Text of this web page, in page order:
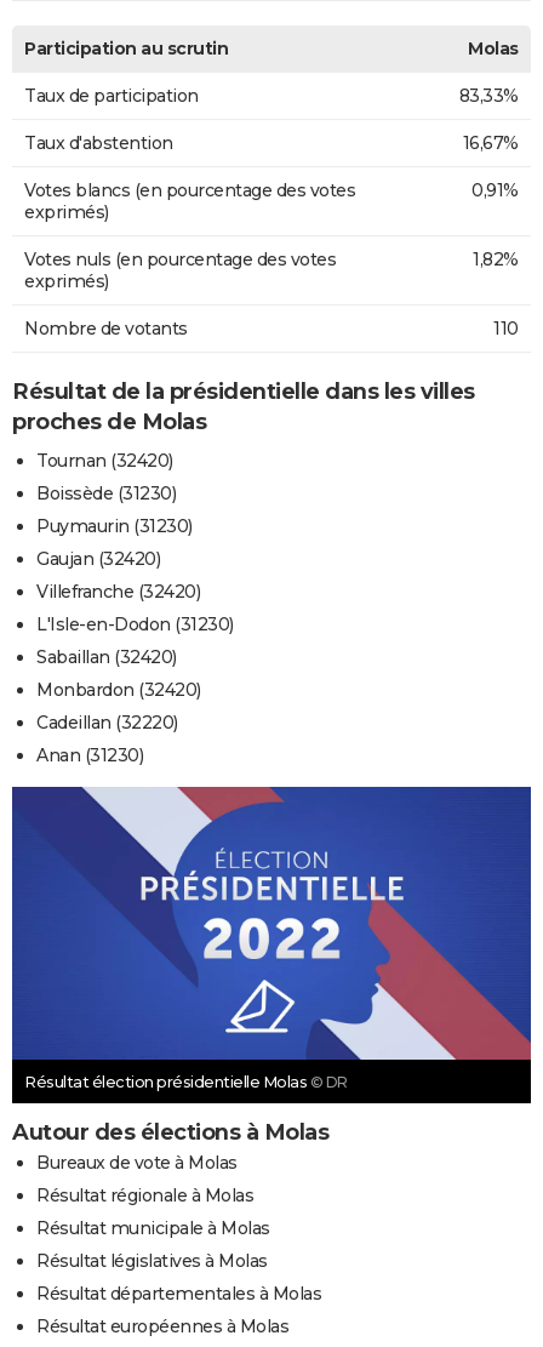
Participation au scrutin Molas
Taux de participation 83,33%
Taux d'abstention 16,67%
Votes blancs (en pourcentage des votes
exprimés)
0,91%
Votes nuls (en pourcentage des votes
exprimés)
1,82%
Nombre de votants 110
Résultat de la présidentielle dans les villes
proches de Molas
Tournan (32420)
Boissède (31230)
Puymaurin (31230)
Gaujan (32420)
Villefranche (32420)
L'Isle-en-Dodon (31230)
Sabaillan (32420)
Monbardon (32420)
Cadeillan (32220)
Anan (31230)
Résultat élection présidentielle Molas © DR
Autour des élections à Molas
Bureaux de vote à Molas
Résultat régionale à Molas
Résultat municipale à Molas
Résultat législatives à Molas
Résultat départementales à Molas
Résultat européennes à Molas